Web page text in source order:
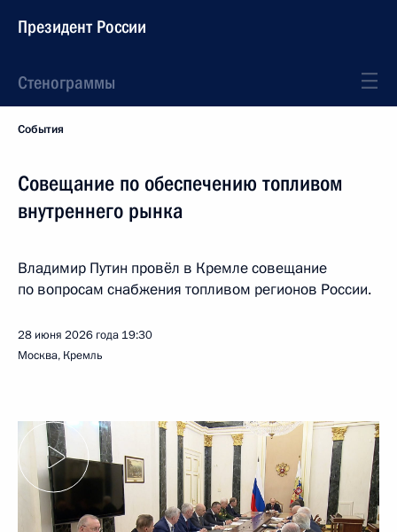
Президент России
Стенограммы
События
Совещание по обеспечению топливом
внутреннего рынка
Владимир Путин провёл в Кремле совещание
по вопросам снабжения топливом регионов России.
28 июня 2026 года 19:30
Москва, Кремль